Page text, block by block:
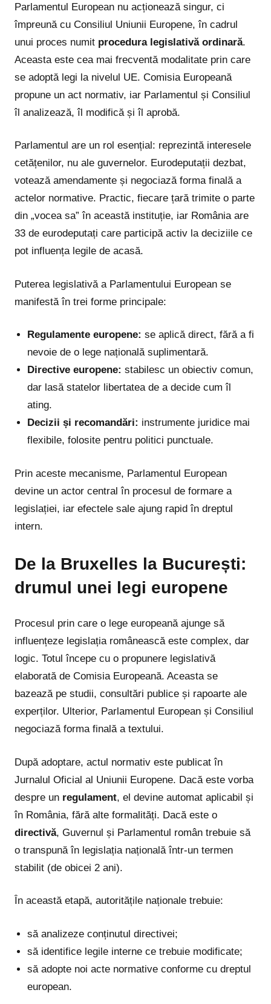
Parlamentul European nu acționează singur, ci
împreună cu Consiliul Uniunii Europene, în cadrul
unui proces numit procedura legislativă ordinară.
Aceasta este cea mai frecventă modalitate prin care
se adoptă legi la nivelul UE. Comisia Europeană
propune un act normativ, iar Parlamentul și Consiliul
îl analizează, îl modifică și îl aprobă.
Parlamentul are un rol esențial: reprezintă interesele
cetățenilor, nu ale guvernelor. Eurodeputații dezbat,
votează amendamente și negociază forma finală a
actelor normative. Practic, fiecare țară trimite o parte
din „vocea sa” în această instituție, iar România are
33 de eurodeputați care participă activ la deciziile ce
pot influența legile de acasă.
Puterea legislativă a Parlamentului European se
manifestă în trei forme principale:
Regulamente europene: se aplică direct, fără a fi
nevoie de o lege națională suplimentară.
Directive europene: stabilesc un obiectiv comun,
dar lasă statelor libertatea de a decide cum îl
ating.
Decizii și recomandări: instrumente juridice mai
flexibile, folosite pentru politici punctuale.
Prin aceste mecanisme, Parlamentul European
devine un actor central în procesul de formare a
legislației, iar efectele sale ajung rapid în dreptul
intern.
De la Bruxelles la București:
drumul unei legi europene
Procesul prin care o lege europeană ajunge să
influențeze legislația românească este complex, dar
logic. Totul începe cu o propunere legislativă
elaborată de Comisia Europeană. Aceasta se
bazează pe studii, consultări publice și rapoarte ale
experților. Ulterior, Parlamentul European și Consiliul
negociază forma finală a textului.
După adoptare, actul normativ este publicat în
Jurnalul Oficial al Uniunii Europene. Dacă este vorba
despre un regulament, el devine automat aplicabil și
în România, fără alte formalități. Dacă este o
directivă, Guvernul și Parlamentul român trebuie să
o transpună în legislația națională într-un termen
stabilit (de obicei 2 ani).
În această etapă, autoritățile naționale trebuie:
să analizeze conținutul directivei;
să identifice legile interne ce trebuie modificate;
să adopte noi acte normative conforme cu dreptul
european.